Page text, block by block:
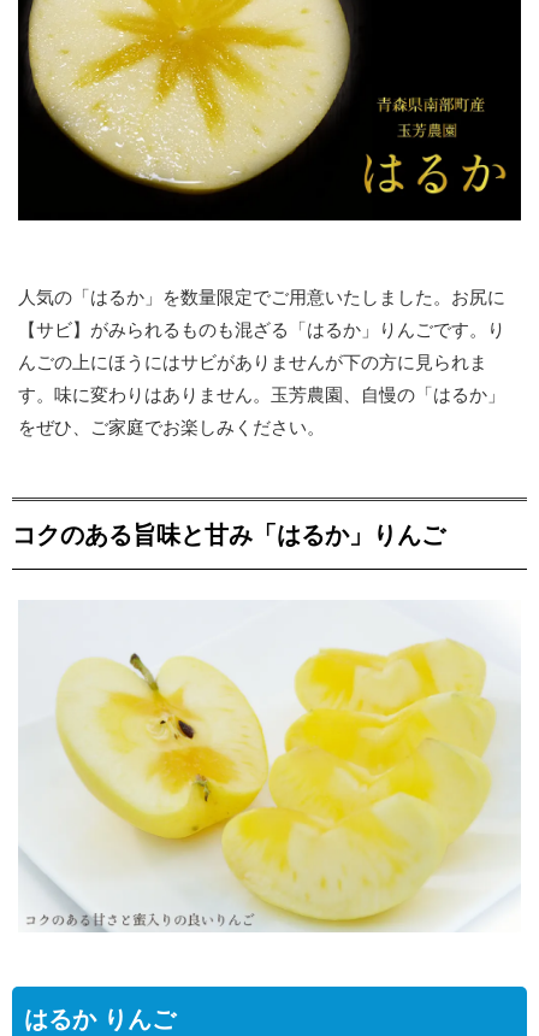
人気の「はるか」を数量限定でご用意いたしました。お尻に
【サビ】がみられるものも混ざる「はるか」りんごです。り
んごの上にほうにはサビがありませんが下の方に見られま
す。味に変わりはありません。玉芳農園、自慢の「はるか」
をぜひ、ご家庭でお楽しみください。
コクのある旨味と甘み「はるか」りんご
はるか りんご